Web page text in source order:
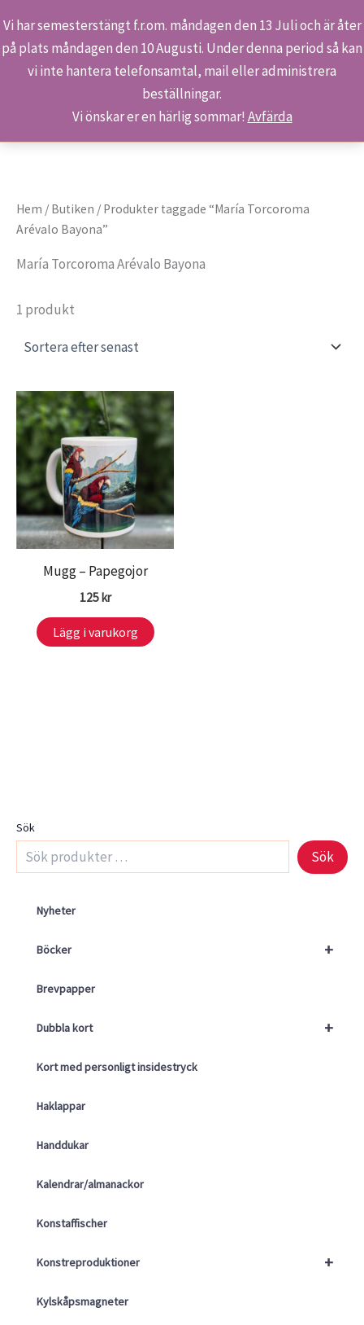
Vi har semesterstängt f.r.om. måndagen den 13 Juli och är åter
på plats måndagen den 10 Augusti. Under denna period så kan
vi inte hantera telefonsamtal, mail eller administrera
beställningar.
Vi önskar er en härlig sommar! Avfärda
Hoppa
Sök
Hem Produkter María Torcoroma Arévalo Bayona
Sök
Sök
Nyheter
+
Böcker
Brevpapper
+
Dubbla kort
Kort med personligt insidestryck
Haklappar
Handdukar
Kalendrar/almanackor
Konstaffischer
+
Konstreproduktioner
Kylskåpsmagneter
Hem / Butiken / Produkter taggade “María Torcoroma
Arévalo Bayona”
María Torcoroma Arévalo Bayona
1 produkt
Mugg – Papegojor
125kr
Lägg i varukorg